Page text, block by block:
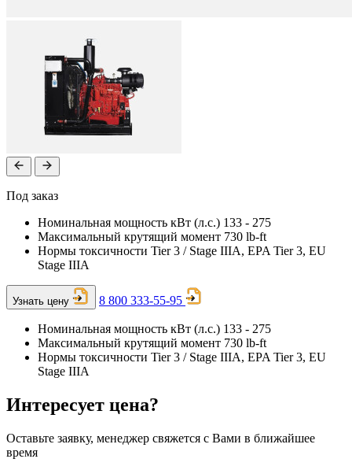
Под заказ
Номинальная мощность кВт (л.с.) 133 - 275
Максимальный крутящий момент 730 lb-ft
Нормы токсичности Tier 3 / Stage IIIA, EPA Tier 3, EU
Stage IIIA
Узнать цену 8 800 333-55-95
Номинальная мощность кВт (л.с.) 133 - 275
Максимальный крутящий момент 730 lb-ft
Нормы токсичности Tier 3 / Stage IIIA, EPA Tier 3, EU
Stage IIIA
Интересует цена?
Оставьте заявку, менеджер свяжется с Вами в ближайшее
время